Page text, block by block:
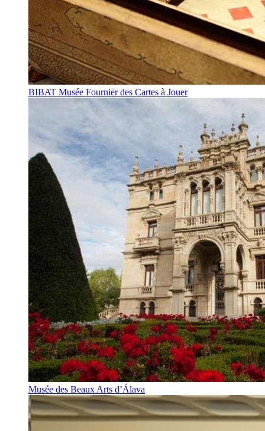
BIBAT Musée Fournier des Cartes à Jouer
Musée des Beaux Arts d’Álava